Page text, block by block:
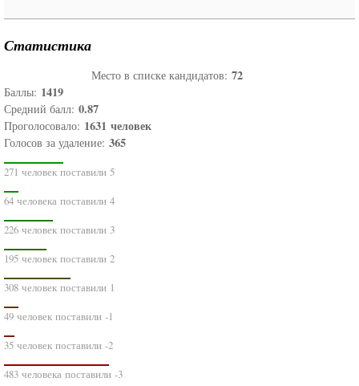
Статистика
Место в списке кандидатов: 72
Баллы: 1419
Средний балл: 0.87
Проголосовало: 1631 человек
Голосов за удаление: 365
271 человек поставили 5
64 человека поставили 4
226 человек поставили 3
195 человек поставили 2
308 человек поставили 1
49 человек поставили -1
35 человек поставили -2
483 человека поставили -3